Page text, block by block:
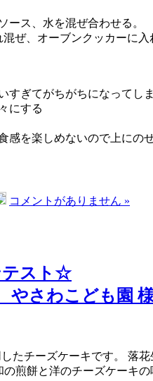
ース、水を混ぜ合わせる。
ぜ、オーブンクッカーに
ぎてがちがちになってし
にする
感を楽しめないので上にの
コメントがありません »
テスト☆
やさわこども園
たチーズケーキです。 落
煎餅と洋のチーズケーキの